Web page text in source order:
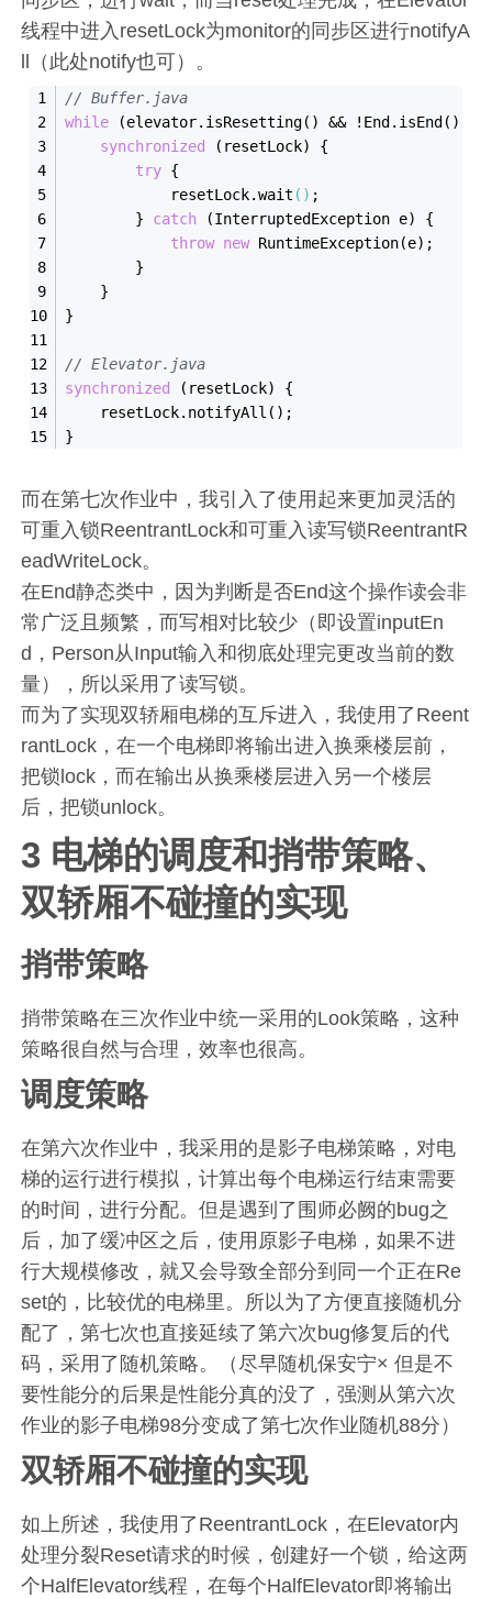
线程中进入resetLock为monitor的同步区进行notifyA
ll（此处notify也可）。
// Buffer.java
while (elevator.isResetting() && ! End . isEnd()
synchronized
(resetLock) {
try {
            resetLock.wait
() ;
        }
catch (InterruptedException e) {
throw new RuntimeException(e) ;
        }
    }
}
// Elevator.java
synchronized
(resetLock) {
    resetLock.notify
All() ;
}
而在第七次作业中，我引入了使用起来更加灵活的
可重入锁ReentrantLock和可重入读写锁ReentrantR
eadWriteLock。
在End静态类中，因为判断是否End这个操作读会非
常广泛且频繁，而写相对比较少（即设置inputEn
d，Person从Input输入和彻底处理完更改当前的数
量），所以采用了读写锁。
而为了实现双轿厢电梯的互斥进入，我使用了Reent
rantLock，在一个电梯即将输出进入换乘楼层前，
把锁lock，而在输出从换乘楼层进入另一个楼层
后，把锁unlock。
3 电梯的调度和捎带策略、
双轿厢不碰撞的实现
捎带策略
捎带策略在三次作业中统一采用的Look策略，这种
策略很自然与合理，效率也很高。
调度策略
在第六次作业中，我采用的是影子电梯策略，对电
梯的运行进行模拟，计算出每个电梯运行结束需要
的时间，进行分配。但是遇到了围师必阙的bug之
后，加了缓冲区之后，使用原影子电梯，如果不进
行大规模修改，就又会导致全部分到同一个正在Re
set的，比较优的电梯里。所以为了方便直接随机分
配了，第七次也直接延续了第六次bug修复后的代
码，采用了随机策略。（尽早随机保安宁× 但是不
要性能分的后果是性能分真的没了，强测从第六次
作业的影子电梯98分变成了第七次作业随机88分）
双轿厢不碰撞的实现
如上所述，我使用了ReentrantLock，在Elevator内
处理分裂Reset请求的时候，创建好一个锁，给这两
个HalfElevator线程，在每个HalfElevator即将输出